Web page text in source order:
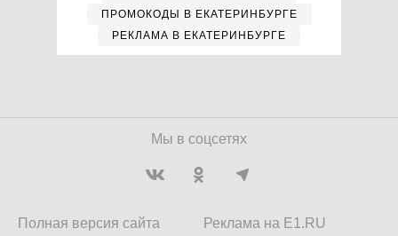
ПРОМОКОДЫ В ЕКАТЕРИНБУРГЕ
РЕКЛАМА В ЕКАТЕРИНБУРГЕ
Мы в соцсетях
Полная версия сайта
Реклама на E1.RU